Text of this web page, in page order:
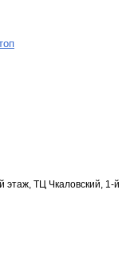
этаж, ТЦ Чкаловский, 1-й